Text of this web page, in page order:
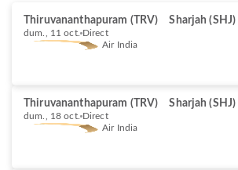
Thiruvananthapuram (TRV) Sharjah (SHJ)
dum., 11 oct. Direct
Air India
Thiruvananthapuram (TRV) Sharjah (SHJ)
dum., 18 oct. Direct
Air India